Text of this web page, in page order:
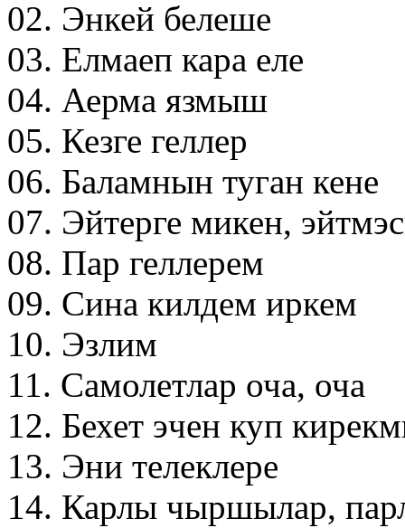
02. Энкей белеше
03. Елмаеп кара еле
04. Аерма язмыш
05. Кезге геллер
06. Баламнын туган кене
07. Эйтерге микен,
08. Пар геллерем
09. Сина килдем иркем
10. Эзлим
11. Самолетлар оча, оча
12. Бехет эчен куп
13. Эни телеклере
14. Карлы чыршылар,